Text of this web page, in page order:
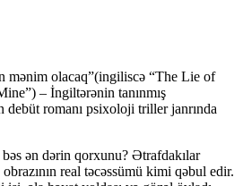
mənim olacaq”(ingiliscə “The Lie of
– İngiltərənin tanınmış
romanı psixoloji triller janrında
ən dərin qorxunu? Ətrafdakılar
real təcəssümü kimi qəbul edir.